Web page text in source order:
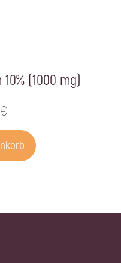
(1000 mg)
€